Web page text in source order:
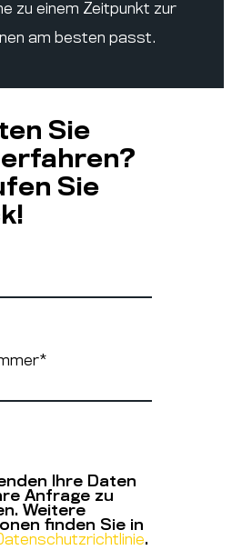
zu einem Zeitpunkt zur
am besten passt.
Sie
Sie
*
Ihre Daten
Anfrage zu
Weitere
finden Sie in
.